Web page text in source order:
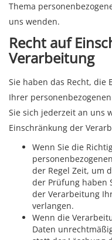
Thema
uns wenden.
Recht auf
Verarbeitung
Sie haben das Recht, die
Ihrer
Sie sich jederzeit an uns
Einschränkung der
Wenn Sie die
der Regel Zeit, um
der Prüfung haben
der Verarbeitung
verlangen.
Wenn die
Daten